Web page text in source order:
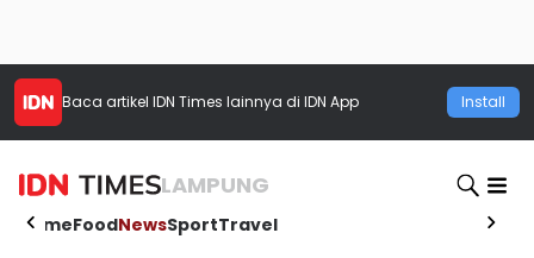
Baca artikel IDN Times lainnya di IDN App Install
LAMPUNG
HomeFoodNewsSportTravel